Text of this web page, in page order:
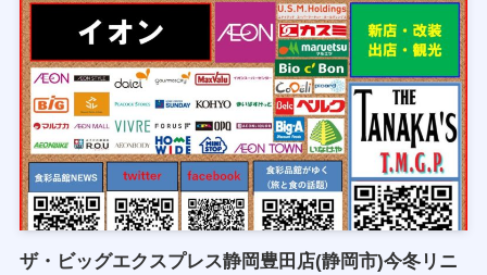
ザ・ビッグエクスプレス静岡豊田店(静岡市)今冬リニ